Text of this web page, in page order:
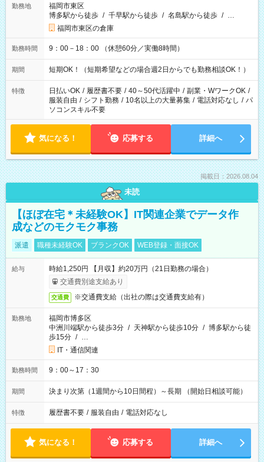
勤務地
福岡市東区
博多駅から徒歩 / 千早駅から徒歩 / 名島駅から徒歩 / …
福岡市東区の倉庫
勤務時間 9：00－18：00 （休憩60分／実働8時間）
期間 短期OK！（短期希望などの場合週2日からでも勤務相談OK！）
特徴 日払いOK / 履歴書不要 / 40～50代活躍中 / 副業・WワークOK /
服装自由 / シフト勤務 / 10名以上の大量募集 / 電話対応なし / パ
ソコンスキル不要
気になる！ 応募する 詳細へ
掲載日：2026.08.04
未読
【ほぼ在宅＊未経験OK】IT関連企業でデータ作
成などのモクモク事務
派遣 職種未経験OK ブランクOK WEB登録・面接OK
給与
時給1,250円 【月収】約20万円（21日勤務の場合）
交通費別途支給あり
交通費 ※交通費支給（出社の際は交通費支給有）
勤務地
福岡市博多区
中洲川端駅から徒歩3分 / 天神駅から徒歩10分 / 博多駅から徒
歩15分 / …
IT・通信関連
勤務時間 9：00～17：30
期間 決まり次第（1週間から10日間程）～長期 （開始日相談可能）
特徴 履歴書不要 / 服装自由 / 電話対応なし
気になる！ 応募する 詳細へ